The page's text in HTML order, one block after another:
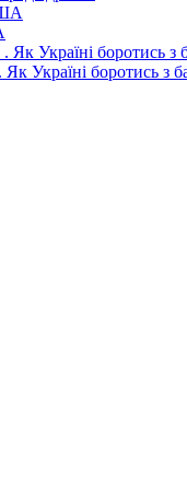
Україні боротись з